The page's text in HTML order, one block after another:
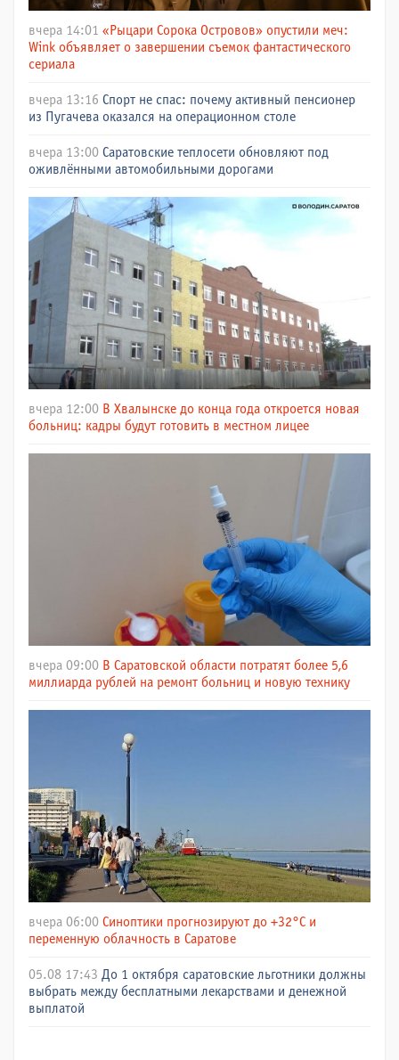
вчера 14:01 «Рыцари Сорока Островов» опустили меч:
Wink объявляет о завершении съемок фантастического
сериала
вчера 13:16 Спорт не спас: почему активный пенсионер
из Пугачева оказался на операционном столе
вчера 13:00 Саратовские теплосети обновляют под
оживлёнными автомобильными дорогами
вчера 12:00 В Хвалынске до конца года откроется новая
больниц: кадры будут готовить в местном лицее
вчера 09:00 В Саратовской области потратят более 5,6
миллиарда рублей на ремонт больниц и новую технику
вчера 06:00 Синоптики прогнозируют до +32°C и
переменную облачность в Саратове
05.08 17:43 До 1 октября саратовские льготники должны
выбрать между бесплатными лекарствами и денежной
выплатой